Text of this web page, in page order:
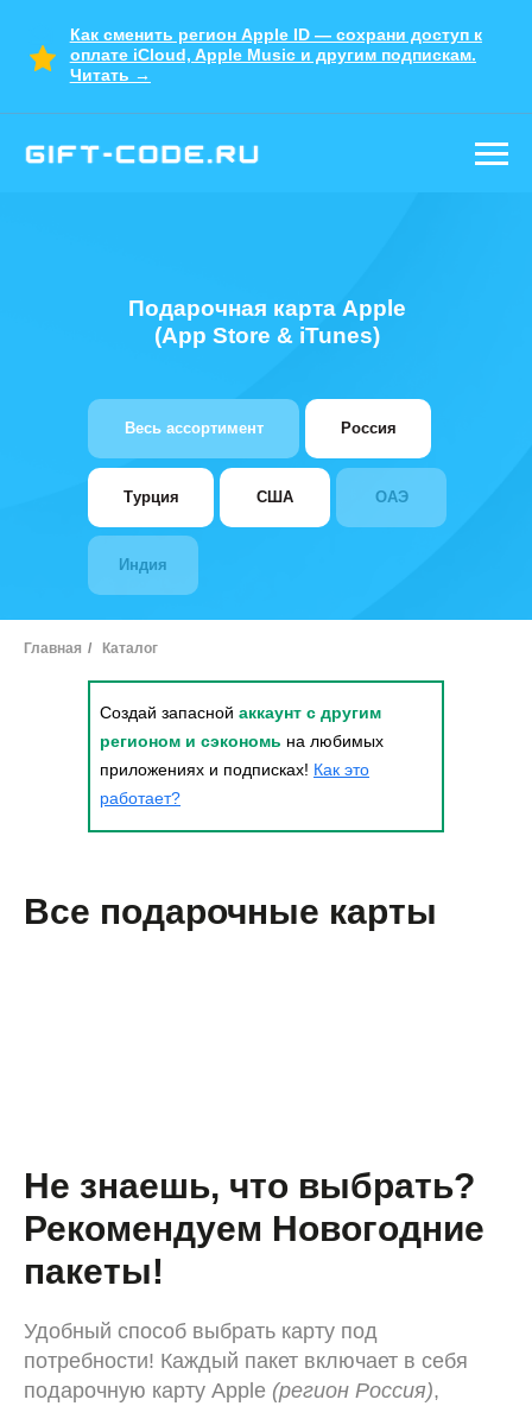
Гарантия на весь товар
оплате iCloud, Apple Music и другим подпискам.
Читать →
Удобная покупка в Telegram
все про Apple
Подарочная карта Apple
(App Store & iTunes)
Весь ассортимент Россия
Турция США ОАЭ
Индия
Главная / Каталог
Создай запасной аккаунт с другим
регионом и сэкономь на любимых
приложениях и подписках! Как это
работает?
Все подарочные карты
Не знаешь, что выбрать?
Рекомендуем Новогодние
пакеты!
Удобный способ выбрать карту под
потребности! Каждый пакет включает в себя
подарочную карту Apple (регион Россия),